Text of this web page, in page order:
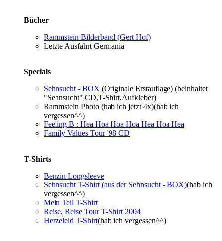
Bücher
Rammstein Bilderband (Gert Hof)
Letzte Ausfahrt Germania
Specials
Sehnsucht - BOX (Originale Erstauflage) (beinhaltet
"Sehnsucht" CD,T-Shirt,Aufkleber)
Rammstein Photo (hab ich jetzt 4x)(hab ich
vergessen^^)
Feeling B : Hea Hoa Hoa Hoa Hea Hoa Hea
Family Values Tour '98 CD
T-Shirts
Benzin Longsleeve
Sehnsucht T-Shirt (aus der Sehnsucht - BOX)(hab ich
vergessen^^)
Mein Teil T-Shirt
Reise, Reise Tour T-Shirt 2004
Herzeleid T-Shirt(hab ich vergessen^^)